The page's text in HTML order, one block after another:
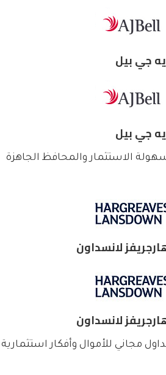
جي بيل
جي بيل
الاستثمار والمحافظ الجاهزة
لانسداون
لانسداون
مجاني للأموال وأفكار استثمارية